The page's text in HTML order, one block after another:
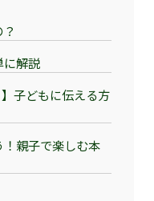
に解説
】子どもに伝える方
親子で楽しむ本